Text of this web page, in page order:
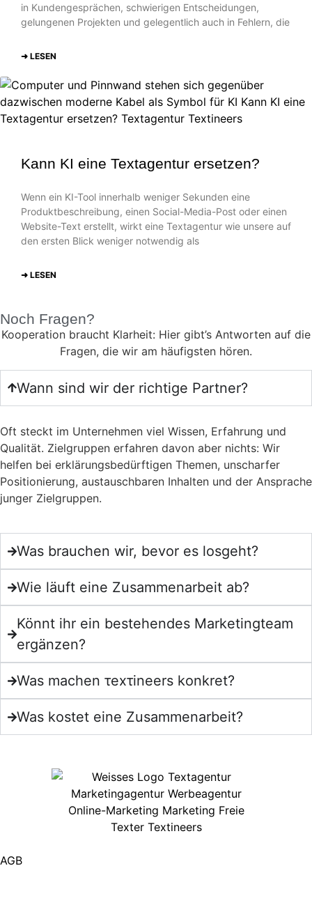
in Kundengesprächen, schwierigen Entscheidungen,
gelungenen Projekten und gelegentlich auch in Fehlern, die
➜ LESEN
Kann KI eine Textagentur ersetzen?
Wenn ein KI-Tool innerhalb weniger Sekunden eine
Produktbeschreibung, einen Social-Media-Post oder einen
Website-Text erstellt, wirkt eine Textagentur wie unsere auf
den ersten Blick weniger notwendig als
➜ LESEN
Noch Fragen?
Kooperation braucht Klarheit: Hier gibt’s Antworten auf die
Fragen, die wir am häufigsten hören.
Wann sind wir der richtige Partner?
Oft steckt im Unternehmen viel Wissen, Erfahrung und
Qualität. Zielgruppen erfahren davon aber nichts: Wir
helfen bei erklärungsbedürftigen Themen, unscharfer
Positionierung, austauschbaren Inhalten und der Ansprache
junger Zielgruppen.
Was brauchen wir, bevor es losgeht?
Wie läuft eine Zusammenarbeit ab?
Könnt ihr ein bestehendes Marketingteam
ergänzen?
Was machen τexτineers konkret?
Was kostet eine Zusammenarbeit?
AGB